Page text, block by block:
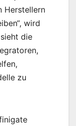
Herstellern
wird
die
zu